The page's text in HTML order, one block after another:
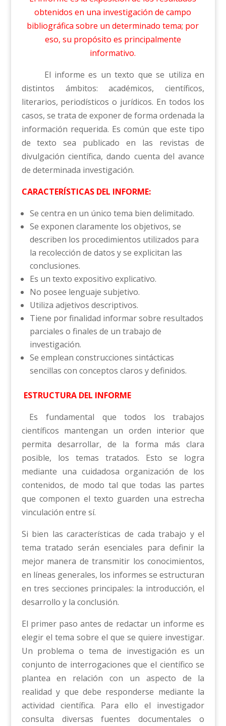
obtenidos en una investigación de campo
bibliográfica sobre un determinado tema; por
eso, su propósito es principalmente
informativo.
El informe es un texto que se utiliza en
distintos ámbitos: académicos, científicos,
literarios, periodísticos o jurídicos. En todos los
casos, se trata de exponer de forma ordenada la
información requerida. Es común que este tipo
de texto sea publicado en las revistas de
divulgación científica, dando cuenta del avance
de determinada investigación.
CARACTERÍSTICAS DEL INFORME:
Se centra en un único tema bien delimitado.
Se exponen claramente los objetivos, se
describen los procedimientos utilizados para
la recolección de datos y se explicitan las
conclusiones.
Es un texto expositivo explicativo.
No posee lenguaje subjetivo.
Utiliza adjetivos descriptivos.
Tiene por finalidad informar sobre resultados
parciales o finales de un trabajo de
investigación.
Se emplean construcciones sintácticas
sencillas con conceptos claros y definidos.
ESTRUCTURA DEL INFORME
Es fundamental que todos los trabajos
científicos mantengan un orden interior que
permita desarrollar, de la forma más clara
posible, los temas tratados. Esto se logra
mediante una cuidadosa organización de los
contenidos, de modo tal que todas las partes
que componen el texto guarden una estrecha
vinculación entre sí.
Si bien las características de cada trabajo y el
tema tratado serán esenciales para definir la
mejor manera de transmitir los conocimientos,
en líneas generales, los informes se estructuran
en tres secciones principales: la introducción, el
desarrollo y la conclusión.
El primer paso antes de redactar un informe es
elegir el tema sobre el que se quiere investigar.
Un problema o tema de investigación es un
conjunto de interrogaciones que el científico se
plantea en relación con un aspecto de la
realidad y que debe responderse mediante la
actividad científica. Para ello el investigador
consulta diversas fuentes documentales o